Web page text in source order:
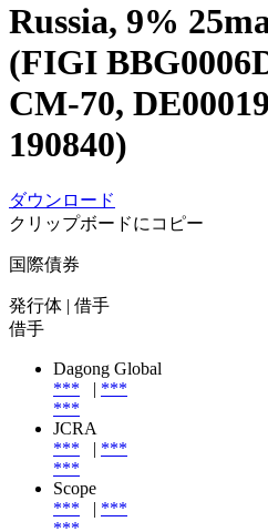
Russia, 9%
(FIGI
CM-70,
190840)
ダウンロード
クリップボードにコピー
国際債券
発行体 | 借手
借手
Dagong Global
***
| ***
***
JCRA
***
| ***
***
Scope
***
| ***
***